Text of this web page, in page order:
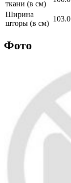
ткани (в см)
Ширина
шторы (в см)
103.0
Фото